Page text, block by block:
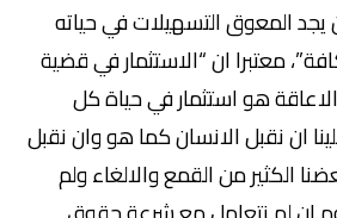
المعوق التسهيلات في حياته
معتبرا ان “الاستثمار في قضية
هو استثمار في حياة كل
ان نقبل الانسان كما هو وان نقبل
الكثير من القمع والالغاء ولم